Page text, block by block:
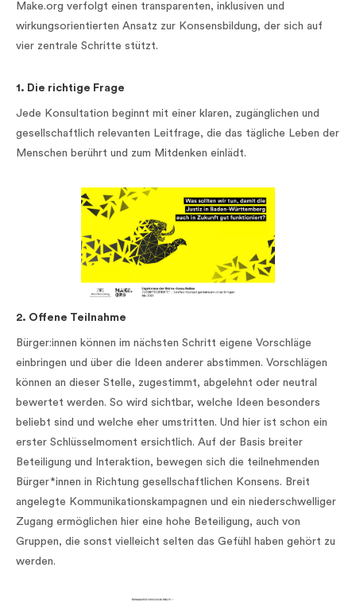
Make.org verfolgt einen transparenten, inklusiven und
wirkungsorientierten Ansatz zur Konsensbildung, der sich auf
vier zentrale Schritte stützt.
1. Die richtige Frage
Jede Konsultation beginnt mit einer klaren, zugänglichen und
gesellschaftlich relevanten Leitfrage, die das tägliche Leben der
Menschen berührt und zum Mitdenken einlädt.
2. Offene Teilnahme
Bürger:innen können im nächsten Schritt eigene Vorschläge
einbringen und über die Ideen anderer abstimmen. Vorschlägen
können an dieser Stelle, zugestimmt, abgelehnt oder neutral
bewertet werden. So wird sichtbar, welche Ideen besonders
beliebt sind und welche eher umstritten. Und hier ist schon ein
erster Schlüsselmoment ersichtlich. Auf der Basis breiter
Beteiligung und Interaktion, bewegen sich die teilnehmenden
Bürger*innen in Richtung gesellschaftlichen Konsens. Breit
angelegte Kommunikationskampagnen und ein niederschwelliger
Zugang ermöglichen hier eine hohe Beteiligung, auch von
Gruppen, die sonst vielleicht selten das Gefühl haben gehört zu
werden.